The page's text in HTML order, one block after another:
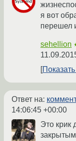
я вот
перешел
sehellion
Показать
Ответ на:
14:06:45 +00:00
Это крик